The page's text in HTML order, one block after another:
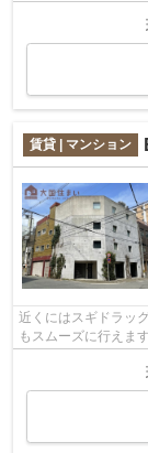
賃貸 | マンション
近くにはスギドラッ
もスムーズに行えま
さまざまな構造形式